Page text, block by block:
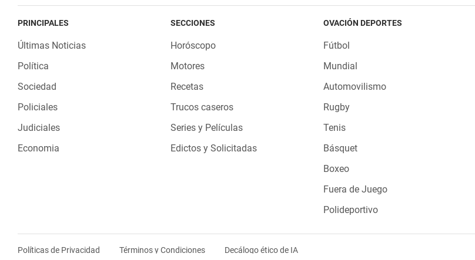
PRINCIPALES
Últimas Noticias
Política
Sociedad
Policiales
Judiciales
Economia
SECCIONES
Horóscopo
Motores
Recetas
Trucos caseros
Series y Películas
Edictos y Solicitadas
OVACIÓN DEPORTES
Fútbol
Mundial
Automovilismo
Rugby
Tenis
Básquet
Boxeo
Fuera de Juego
Polideportivo
Políticas de Privacidad Términos y Condiciones Decálogo ético de IA